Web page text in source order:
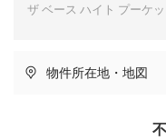
ザ ベース ハイト プーケ
物件所在地・地図